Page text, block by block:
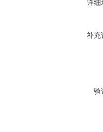
详细
补充
验